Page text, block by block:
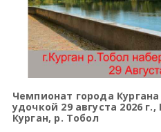
Чемпионат города
удочкой 29 августа 2026
Курган, р. Тобол